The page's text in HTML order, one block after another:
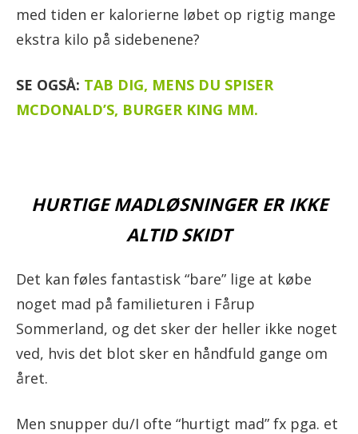
med tiden er kalorierne løbet op rigtig mange
ekstra kilo på sidebenene?
SE OGSÅ: TAB DIG, MENS DU SPISER
MCDONALD’S, BURGER KING MM.
HURTIGE MADLØSNINGER ER IKKE
ALTID SKIDT
Det kan føles fantastisk “bare” lige at købe
noget mad på familieturen i Fårup
Sommerland, og det sker der heller ikke noget
ved, hvis det blot sker en håndfuld gange om
året.
Men snupper du/I ofte “hurtigt mad” fx pga. et